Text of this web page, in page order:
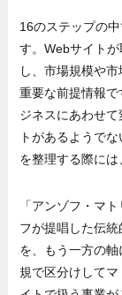
16のステップの
す。Webサイト
し、市場規模や
重要な前提情報
ジネスにあわせ
トがあるようで
を整理する際には
「アンゾフ・マ
フが提唱した伝
を、もう一方の
規で区分けして